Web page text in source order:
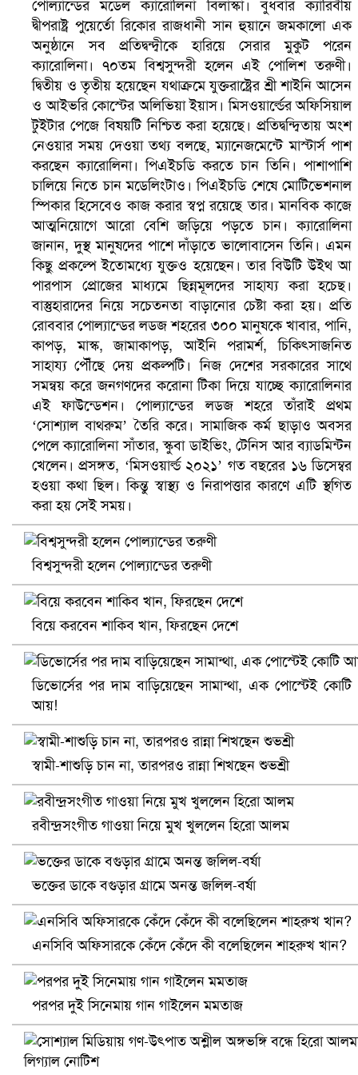
সৌদিতে ব্যাপক ধরপাকড়, এক সপ্তাহেই ২১ হাজারের বেশি
বৈষম্যবিরোধী ছাত্র আন্দোলনের সাধারণ সম্পাদকের পদত্যাগ
ভিউ বাড়াতে রাম দা হাতে ফেসবুকে ভিডিও পোস্ট শিক্ষকের
আ.লীগ ও জাপার ৯ নেতা কারাগারে
পোল্যান্ডের মডেল ক্যারোলিনা বিলাস্কা। বুধবার ক্যারিবীয়
দ্বীপরাষ্ট্র পুয়ের্তো রিকোর রাজধানী সান হুয়ানে জমকালো এক
অনুষ্ঠানে সব প্রতিদ্বন্দ্বীকে হারিয়ে সেরার মুকুট পরেন
ক্যারোলিনা। ৭০তম বিশ্বসুন্দরী হলেন এই পোলিশ তরুণী।
দ্বিতীয় ও তৃতীয় হয়েছেন যথাক্রমে যুক্তরাষ্ট্রের শ্রী শাইনি আসেন
ও আইভরি কোস্টের অলিভিয়া ইয়াস। মিসওয়ার্ল্ডের অফিসিয়াল
টুইটার পেজে বিষয়টি নিশ্চিত করা হয়েছে। প্রতিদ্বন্দ্বিতায় অংশ
নেওয়ার সময় দেওয়া তথ্য বলছে, ম্যানেজমেন্টে মাস্টার্স পাশ
করছেন ক্যারোলিনা। পিএইচডি করতে চান তিনি। পাশাপাশি
চালিয়ে নিতে চান মডেলিংটাও। পিএইচডি শেষে মোটিভেশনাল
স্পিকার হিসেবেও কাজ করার স্বপ্ন রয়েছে তার। মানবিক কাজে
আত্মনিয়োগে আরো বেশি জড়িয়ে পড়তে চান। ক্যারোলিনা
জানান, দুস্থ মানুষদের পাশে দাঁড়াতে ভালোবাসেন তিনি। এমন
কিছু প্রকল্পে ইতোমধ্যে যুক্তও হয়েছেন। তার বিউটি উইথ আ
পারপাস প্রোজের মাধ্যমে ছিন্নমূলদের সাহায্য করা হচেছ।
বাস্তুহারাদের নিয়ে সচেতনতা বাড়ানোর চেষ্টা করা হয়। প্রতি
রোববার পোল্যান্ডের লডজ শহরের ৩০০ মানুষকে খাবার, পানি,
কাপড়, মাস্ক, জামাকাপড়, আইনি পরামর্শ, চিকিৎসাজনিত
সাহায্য পৌঁছে দেয় প্রকল্পটি। নিজ দেশের সরকারের সাথে
সমন্বয় করে জনগণদের করোনা টিকা দিয়ে যাচ্ছে ক্যারোলিনার
এই ফাউন্ডেশন। পোল্যান্ডের লডজ শহরে তাঁরাই প্রথম
‘সোশ্যাল বাথরুম’ তৈরি করে। সামাজিক কর্ম ছাড়াও অবসর
পেলে ক্যারোলিনা সাঁতার, স্কুবা ডাইভিং, টেনিস আর ব্যাডমিন্টন
খেলেন। প্রসঙ্গত, ‘মিসওয়ার্ল্ড ২০২১’ গত বছরের ১৬ ডিসেম্বর
হওয়া কথা ছিল। কিন্তু স্বাস্থ্য ও নিরাপত্তার কারণে এটি স্থগিত
করা হয় সেই সময়।
বিশ্বসুন্দরী হলেন পোল্যান্ডের তরুণী
বিয়ে করবেন শাকিব খান, ফিরছেন দেশে
ডিভোর্সের পর দাম বাড়িয়েছেন সামান্থা, এক পোস্টেই কোটি
আয়!
স্বামী-শাশুড়ি চান না, তারপরও রান্না শিখছেন শুভশ্রী
রবীন্দ্রসংগীত গাওয়া নিয়ে মুখ খুললেন হিরো আলম
ভক্তের ডাকে বগুড়ার গ্রামে অনন্ত জলিল-বর্ষা
এনসিবি অফিসারকে কেঁদে কেঁদে কী বলেছিলেন শাহরুখ খান?
পরপর দুই সিনেমায় গান গাইলেন মমতাজ